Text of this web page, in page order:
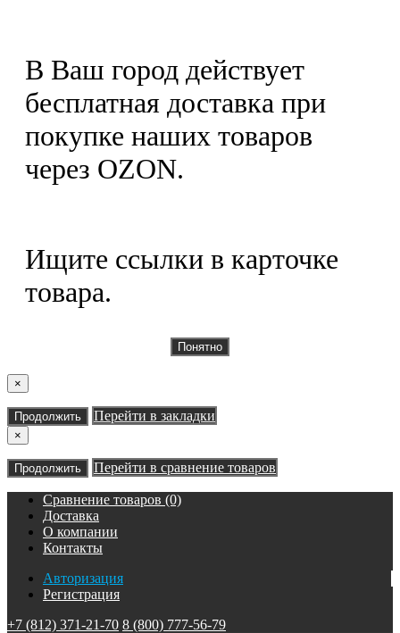
В Ваш город действует
бесплатная доставка при
покупке наших товаров
через OZON.
Ищите ссылки в карточке
товара.
Понятно
×
Продолжить Перейти в закладки
×
Продолжить Перейти в сравнение товаров
Сравнение товаров (0)
Доставка
О компании
Контакты
Авторизация
Регистрация
+7 (812) 371-21-70 8 (800) 777-56-79